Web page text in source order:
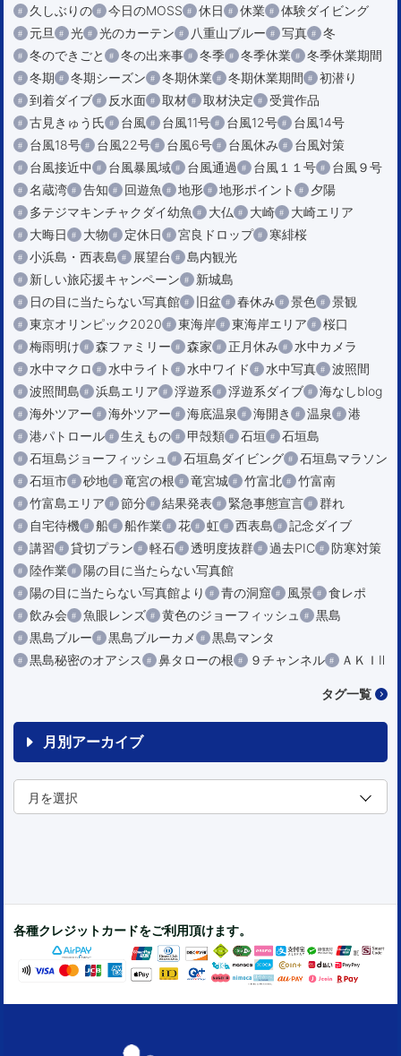
久しぶりの
今日のMOSS 休日 休業
体験ダイビング
元旦
光 光のカーテン 八重山ブルー 写真
冬
冬のできごと
冬の出来事 冬季 冬季休業
冬季休業期間
冬期
冬期シーズン 冬期休業 冬期休業期間
初潜り
到着ダイブ
反水面 取材 取材決定
受賞作品
古見きゅう氏
台風 台風11号 台風12号
台風14号
台風18号
台風22号 台風6号 台風休み
台風対策
台風接近中
台風暴風域 台風通過 台風１１号
台風９号
名蔵湾
告知 回遊魚 地形 地形ポイント
夕陽
多テジマキンチャクダイ幼魚
大仏 大崎
大崎エリア
大晦日
大物 定休日 宮良ドロップ
寒緋桜
小浜島・西表島
展望台
島内観光
新しい旅応援キャンペーン
新城島
日の目に当たらない写真館
旧盆 春休み 景色
景観
東京オリンピック2020
東海岸 東海岸エリア
桜口
梅雨明け
森ファミリー 森家 正月休み
水中カメラ
水中マクロ
水中ライト 水中ワイド 水中写真
波照間
波照間島
浜島エリア 浮遊系 浮遊系ダイブ
海なしblog
海外ツアー
海外ツアー 海底温泉 海開き 温泉
港
港パトロール
生えもの 甲殻類 石垣
石垣島
石垣島ジョーフィッシュ
石垣島ダイビング
石垣島マラソン
石垣市
砂地 竜宮の根 竜宮城 竹富北
竹富南
竹富島エリア
節分 結果発表 緊急事態宣言
群れ
自宅待機
船 船作業 花 虹 西表島
記念ダイブ
講習
貸切プラン 軽石 透明度抜群 過去PIC
防寒対策
陸作業
陽の目に当たらない写真館
陽の目に当たらない写真館より
青の洞窟 風景
食レポ
飲み会
魚眼レンズ 黄色のジョーフィッシュ
黒島
黒島ブルー
黒島ブルーカメ
黒島マンタ
黒島秘密のオアシス
鼻タローの根 ９チャンネル ＡＫＩⅡ
タグ一覧
月別アーカイブ
各種クレジットカードをご利用頂けます。